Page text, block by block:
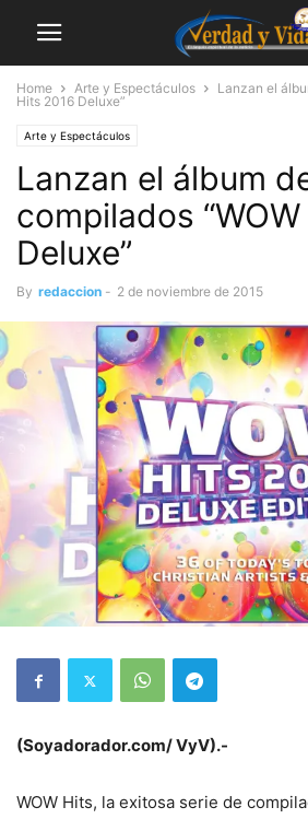
Home Arte y Espectáculos
Lanzan el
Hits 2016 Deluxe”
Arte y Espectáculos
Lanzan el álbum
compilados
Deluxe”
By redaccion - 2 de noviembre de 2015
(Soyadorador.com/ VyV).-
WOW Hits, la exitosa serie de